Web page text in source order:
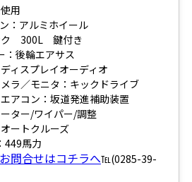
用
：アルミホイール
ク 300L 鍵付き
：後輪エアサス
ィスプレイオーディオ
ラ／モニタ：キックドライブ
アコン：坂道発進補助装置
ター/ワイパー/調整
ートクルーズ
449馬力
問合せはコチラへ℡(0285-39-